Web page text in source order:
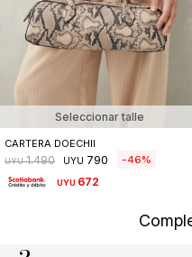
Seleccionar talle
CARTERA DOECHII
UYU 1.490 UYU 790 46
UYU 672